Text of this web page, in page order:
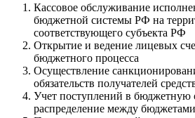
Кассовое обслуживание
бюджетной системы РФ на
соответствующего субъекта РФ
Открытие и ведение лицевых
бюджетного процесса
Осуществление
обязательств получателей
Учет поступлений в бюджетную
распределение между бюджетами